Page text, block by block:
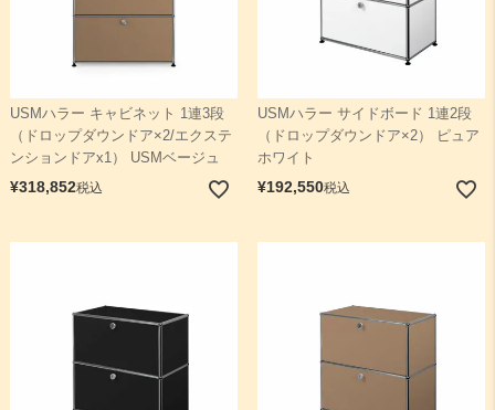
USMハラー キャビネット 1連3段
（ドロップダウンドア×2/エクステ
ンションドアx1） USMベージュ
¥318,852税込
USMハラー サイドボード 1連2段
（ドロップダウンドア×2） ピュア
ホワイト
¥192,550税込